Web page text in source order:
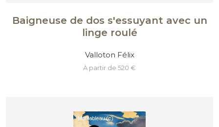
Baigneuse de dos s'essuyant avec un
linge roulé
Valloton Félix
à partir de 520 €